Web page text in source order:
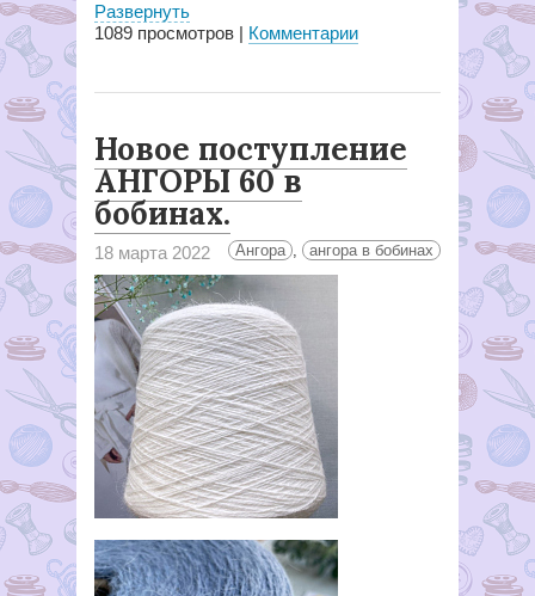
Развернуть
1089 просмотров | Комментарии
Новое поступление
АНГОРЫ 60 в
бобинах.
18 марта 2022 Ангора ангора в бобинах